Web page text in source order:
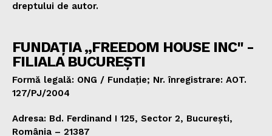
dreptului de autor.
FUNDAȚIA „FREEDOM HOUSE INC" -
FILIALA BUCUREȘTI
Formă legală: ONG / Fundație; Nr. înregistrare: AOT.
127/PJ/2004
Adresa: Bd. Ferdinand I 125, Sector 2, București,
România – 21387